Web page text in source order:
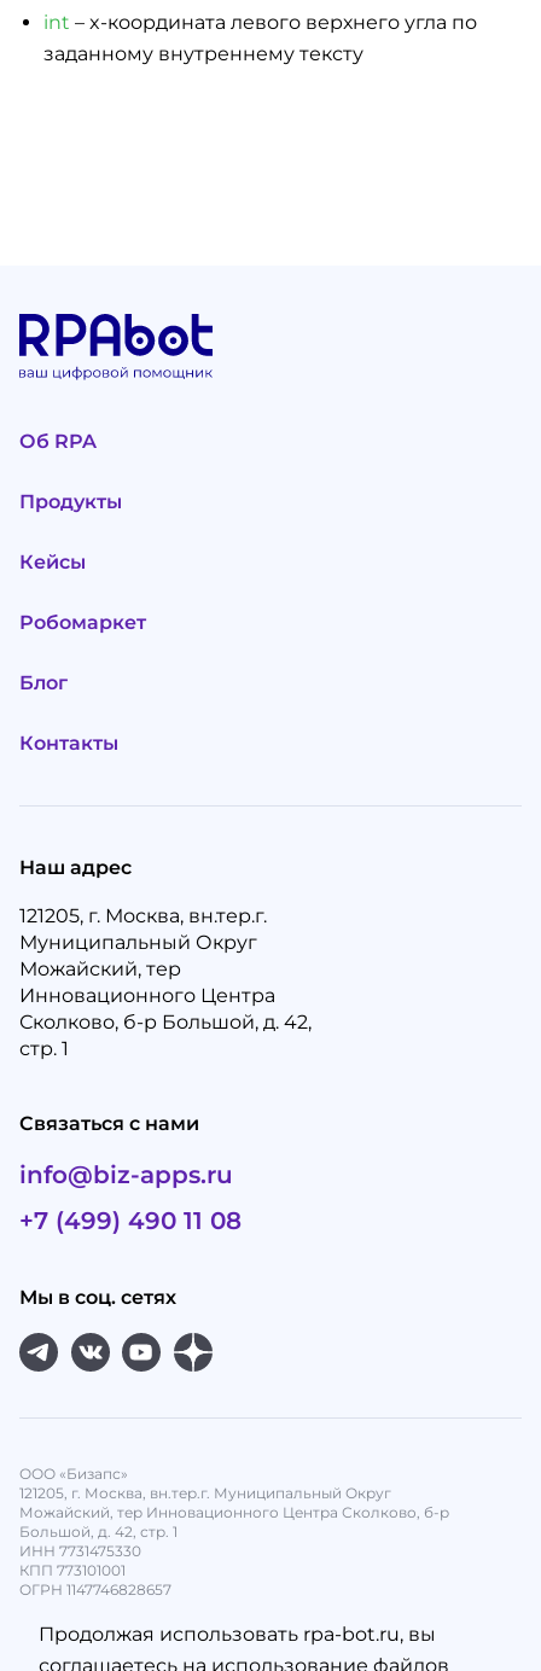
int – x-координата левого верхнего угла по
заданному внутреннему тексту
Об RPA
Продукты
Кейсы
Робомаркет
Блог
Контакты
ООО «Бизапс»
121205, г. Москва, вн.тер.г. Муниципальный Округ
Можайский, тер Инновационного Центра Сколково, б-р
Большой, д. 42, стр. 1
ИНН 7731475330
КПП 773101001
ОГРН 1147746828657
Наш адрес
121205, г. Москва, вн.тер.г.
Муниципальный Округ
Можайский, тер
Инновационного Центра
Сколково, б-р Большой, д. 42,
стр. 1
Связаться с нами
info@biz-apps.ru
+7 (499) 490 11 08
Мы в соц. сетях
Продолжая использовать rpa-bot.ru, вы
соглашаетесь на использование файлов